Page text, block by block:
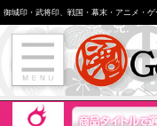
御城印・武将印、戦国・幕末・アニメ・